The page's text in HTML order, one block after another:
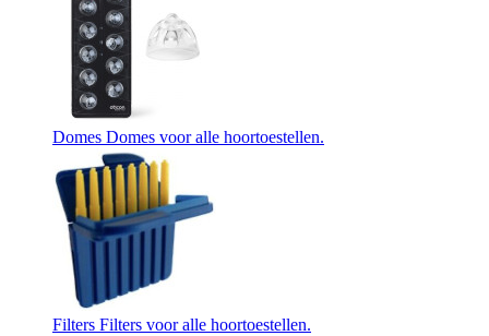
Domes Domes voor alle hoortoestellen.
Filters Filters voor alle hoortoestellen.